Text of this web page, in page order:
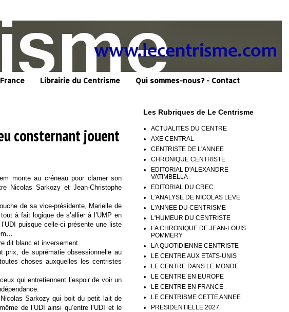
Librairie du Centrisme Qui sommes-nous? - Contact
consternant jouent
monte au créneau pour clamer son
Nicolas Sarkozy et Jean-Christophe
de sa vice-présidente, Marielle de
à fait logique de s’allier à l’UMP en
puisque celle-ci présente une liste
dit blanc et inversement.
prix, de suprématie obsessionnelle au
choses auxquelles les centristes
qui entretiennent l’espoir de voir un
Sarkozy qui boit du petit lait de
de l’UDI ainsi qu’entre l’UDI et le
Les Rubriques de Le Centrisme
ACTUALITES DU CENTRE
AXE CENTRAL
CENTRISTE DE L'ANNEE
CHRONIQUE CENTRISTE
EDITORIAL D'ALEXANDRE
VATIMBELLA
EDITORIAL DU CREC
L'ANALYSE DE NICOLAS LEVE
L'ANNEE DU CENTRISME
L'HUMEUR DU CENTRISTE
LA CHRONIQUE DE JEAN-LOUIS
POMMERY
LA QUOTIDIENNE CENTRISTE
LE CENTRE AUX ETATS-UNIS
LE CENTRE DANS LE MONDE
LE CENTRE EN EUROPE
LE CENTRE EN FRANCE
LE CENTRISME CETTE ANNEE
PRESIDENTIELLE 2027